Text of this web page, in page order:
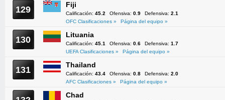
129 Fiji
Calificación: 45.2 Ofensiva: 0.9 Defensiva: 2.1
OFC Clasificaciones »
Página del equipo »
130 Lituania
Calificación: 45.1 Ofensiva: 0.6 Defensiva: 1.7
UEFA Clasificaciones »
Página del equipo »
131 Thailand
Calificación: 43.4 Ofensiva: 0.8 Defensiva: 2.0
AFC Clasificaciones »
Página del equipo »
Chad